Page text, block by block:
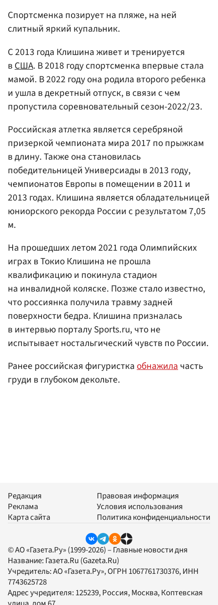
Спортсменка позирует на пляже, на ней
слитный яркий купальник.
С 2013 года Клишина живет и тренируется
в США. В 2018 году спортсменка впервые стала
мамой. В 2022 году она родила второго ребенка
и ушла в декретный отпуск, в связи с чем
пропустила соревновательный сезон-2022/23.
Российская атлетка является серебряной
призеркой чемпионата мира 2017 по прыжкам
в длину. Также она становилась
победительницей Универсиады в 2013 году,
чемпионатов Европы в помещении в 2011 и
2013 годах. Клишина является обладательницей
юниорского рекорда России с результатом 7,05
м.
На прошедших летом 2021 года Олимпийских
играх в Токио Клишина не прошла
квалификацию и покинула стадион
на инвалидной коляске. Позже стало известно,
что россиянка получила травму задней
поверхности бедра. Клишина призналась
в интервью порталу Sports.ru, что не
испытывает ностальгический чувств по России.
Ранее российская фигуристкаобнажилачасть
груди в глубоком декольте.
Редакция
Реклама
Карта сайта
Правовая информация
Условия использования
Политика конфиденциальности
© АО «Газета.Ру» (1999-2026) – Главные новости дня
Название: Газета.Ru (Gazeta.Ru)
Учредитель:АО «Газета.Ру», ОГРН 1067761730376, ИНН
7743625728
Адрес учредителя: 125239, Россия, Москва, Коптевская